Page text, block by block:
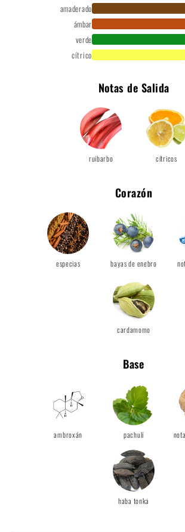
amaderado
ámbar
verde
cítrico
Notas de Salida
ruibarbo cítricos
Corazón
especias bayas de enebro
cardamomo
Base
ambroxán pachulí
haba tonka